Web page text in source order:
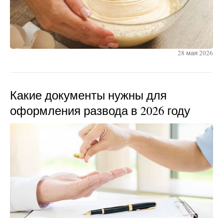
28 мая 2026
Какие документы нужны для
оформления развода в 2026 году